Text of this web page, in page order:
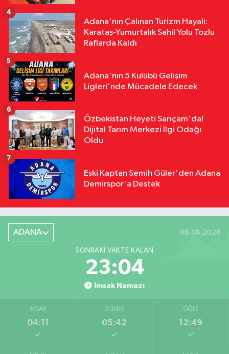
Adana'nın Çalınan Turizm Hayali:
Karataş-Yumurtalık Sahil Yolu Tozlu
Raflarda Kaldı
4
Adana'nın 5 Kulübü Gelişim
Ligleri'nde Mücadele Edecek
5
Özbekistan Heyeti Sarıçam'da!
Dijital Tarım Merkezi İlgi Odağı
Oldu
6
Eski Kaptan Semih Güler'den Adana
Demirspor'a Destek
7
ADANA 08.08.2026
SONRAKI VAKTE KALAN
23:03
İmsak Namazı
İMSAK
04:11
GÜNEŞ
05:42
ÖĞLE
12:49